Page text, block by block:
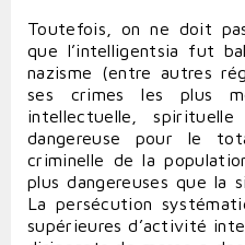
Toutefois, on ne doit
que l’intelligentsia fut
nazisme (entre autres
ses crimes les plus
intellectuelle,
dangereuse pour le
criminelle de la
plus dangereuses que la
La persécution
supérieures d’activité